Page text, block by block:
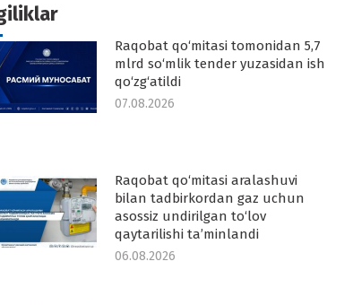
Raqobat qo‘mitasi tomonidan 5,7
mlrd so‘mlik tender yuzasidan ish
qo‘zg‘atildi
07.08.2026
Raqobat qo‘mitasi aralashuvi
bilan tadbirkordan gaz uchun
asossiz undirilgan to‘lov
qaytarilishi ta’minlandi
06.08.2026